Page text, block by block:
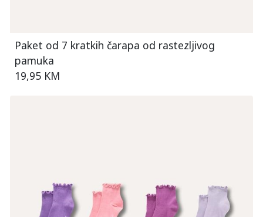
Paket od 7 kratkih čarapa od rastezljivog
pamuka
19,95 KM